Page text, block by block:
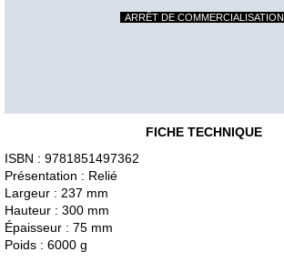
ARRÊT DE COMMERCIALISATION
FICHE TECHNIQUE
ISBN : 9781851497362
Présentation : Relié
Largeur : 237 mm
Hauteur : 300 mm
Épaisseur : 75 mm
Poids : 6000 g